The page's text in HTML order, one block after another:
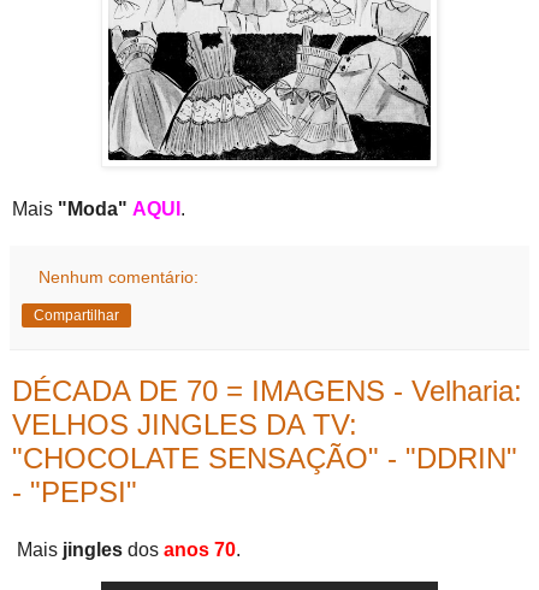
Mais "Moda" AQUI .
Nenhum comentário:
Compartilhar
DÉCADA DE 70 = IMAGENS - Velharia:
VELHOS JINGLES DA TV:
"CHOCOLATE SENSAÇÃO" - "DDRIN"
- "PEPSI"
Mais jingles dos anos 70.